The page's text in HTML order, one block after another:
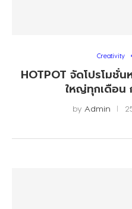
Creativity
HOTPOT จัดโปรโมชั่
ใหญ่ทุกเดือน
by Admin